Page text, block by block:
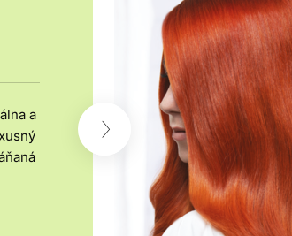
– kozmetika
ho pred ďalším
objemové spreje a
ktoré pomáhajú
výživné masky,
môže byť pre
a